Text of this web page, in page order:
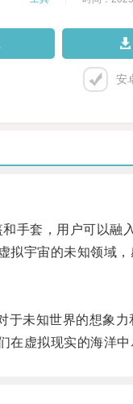
安
套，用户可以融入
宇宙的未知领域，
未知世界的想象力
虚拟现实的海洋中